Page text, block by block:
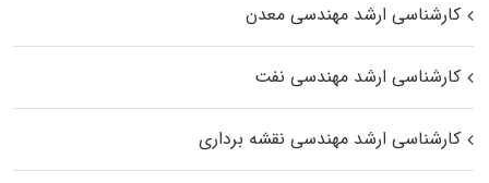
کارشناسی ارشد مهندسی معدن
کارشناسی ارشد مهندسی نفت
کارشناسی ارشد مهندسی نقشه برداری